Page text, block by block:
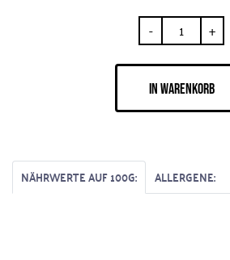
- +
IN WARENKORB
NÄHRWERTE AUF 100G: ALLERGENE: